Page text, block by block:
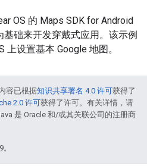
OS 的 Maps SDK for Android
础来开发穿戴式应用。该示例
上设置基本 Google 地图。
容已根据知识共享署名 4.0 许可获得了
2.0 许可获得了许可。有关详情，请
是 Oracle 和/或其关联公司的注册商